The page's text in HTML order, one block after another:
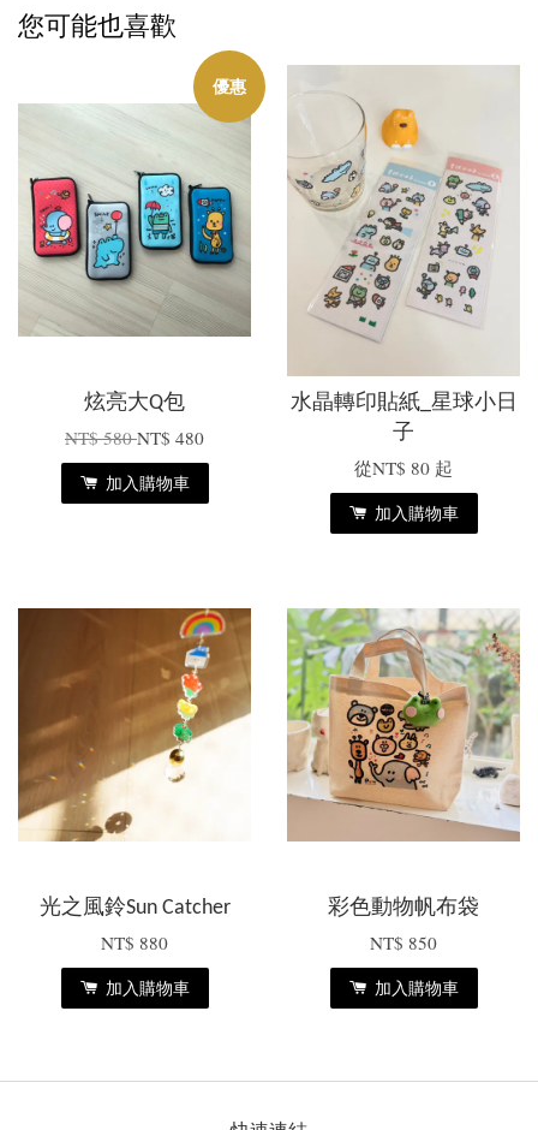
您可能也喜歡
優惠
炫亮大Q包
NT$ 580NT$ 480
加入購物車
水晶轉印貼紙_星球小日
子
從NT$ 80 起
加入購物車
光之風鈴Sun Catcher
NT$ 880
加入購物車
彩色動物帆布袋
NT$ 850
加入購物車